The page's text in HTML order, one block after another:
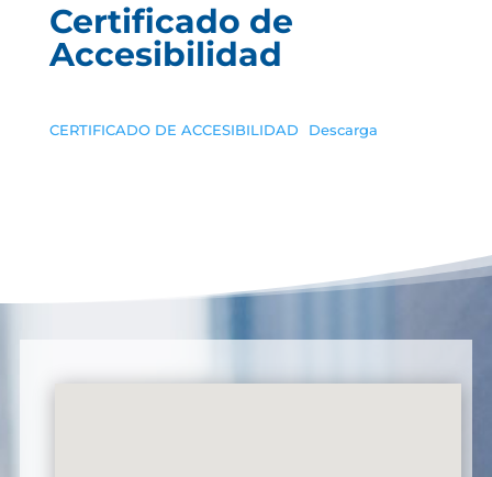
Certificado de
Accesibilidad
CERTIFICADO DE ACCESIBILIDAD Descarga